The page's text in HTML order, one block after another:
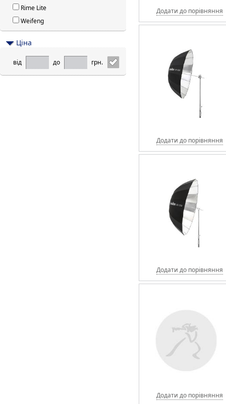
Rime Lite
Weifeng
Цiна
від до грн.
Додати до порівняння
Додати до порівняння
Додати до порівняння
Додати до порівняння